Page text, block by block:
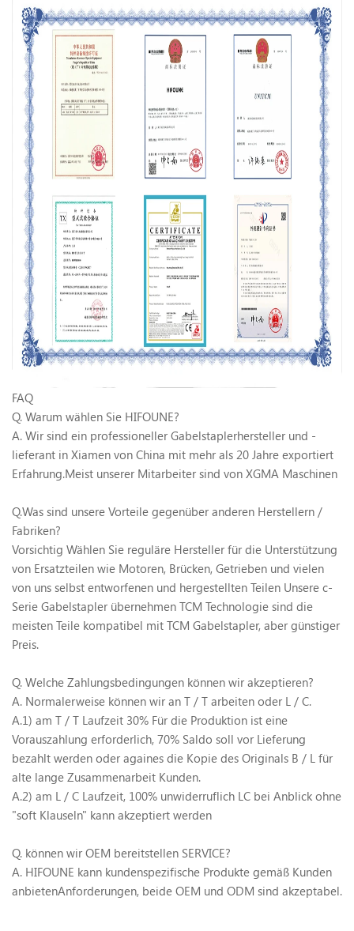
FAQ
Q. Warum wählen Sie HIFOUNE?
A. Wir sind ein professioneller Gabelstaplerhersteller und -
lieferant in Xiamen von China mit mehr als 20 Jahre exportiert
Erfahrung.Meist unserer Mitarbeiter sind von XGMA Maschinen
Q.Was sind unsere Vorteile gegenüber anderen Herstellern /
Fabriken?
Vorsichtig Wählen Sie reguläre Hersteller für die Unterstützung
von Ersatzteilen wie Motoren, Brücken, Getrieben und vielen
von uns selbst entworfenen und hergestellten Teilen Unsere c-
Serie Gabelstapler übernehmen TCM Technologie sind die
meisten Teile kompatibel mit TCM Gabelstapler, aber günstiger
Preis.
Q. Welche Zahlungsbedingungen können wir akzeptieren?
A. Normalerweise können wir an T / T arbeiten oder L / C.
A.1) am T / T Laufzeit 30% Für die Produktion ist eine
Vorauszahlung erforderlich, 70% Saldo soll vor Lieferung
bezahlt werden oder againes die Kopie des Originals B / L für
alte lange Zusammenarbeit Kunden.
A.2) am L / C Laufzeit, 100% unwiderruflich LC bei Anblick ohne
"soft Klauseln" kann akzeptiert werden
Q. können wir OEM bereitstellen SERVICE?
A. HIFOUNE kann kundenspezifische Produkte gemäß Kunden
anbietenAnforderungen, beide OEM und ODM sind akzeptabel.